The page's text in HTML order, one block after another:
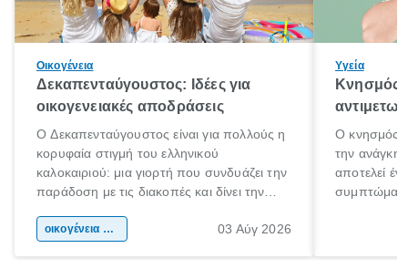
Οικογένεια
Δεκαπενταύγουστος: Ιδέες για
οικογενειακές αποδράσεις
Ο Δεκαπενταύγουστος είναι για πολλούς η
κορυφαία στιγμή του ελληνικού
καλοκαιριού: μια γιορτή που συνδυάζει την
παράδοση με τις διακοπές και δίνει την
χώρας. Είτε πρόκειται για λίγες μέρες
οικογένεια & παιδί 03 Αύγ 2026
Υγεία
Κνησμός:
Ο κνησμός
την ανάγκη
αποτελεί